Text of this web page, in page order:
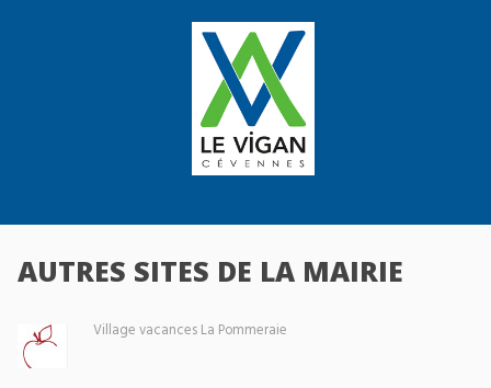
AUTRES SITES DE LA MAIRIE
Village vacances La Pommeraie